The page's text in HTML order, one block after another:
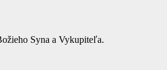
Syna a Vykupiteľa.